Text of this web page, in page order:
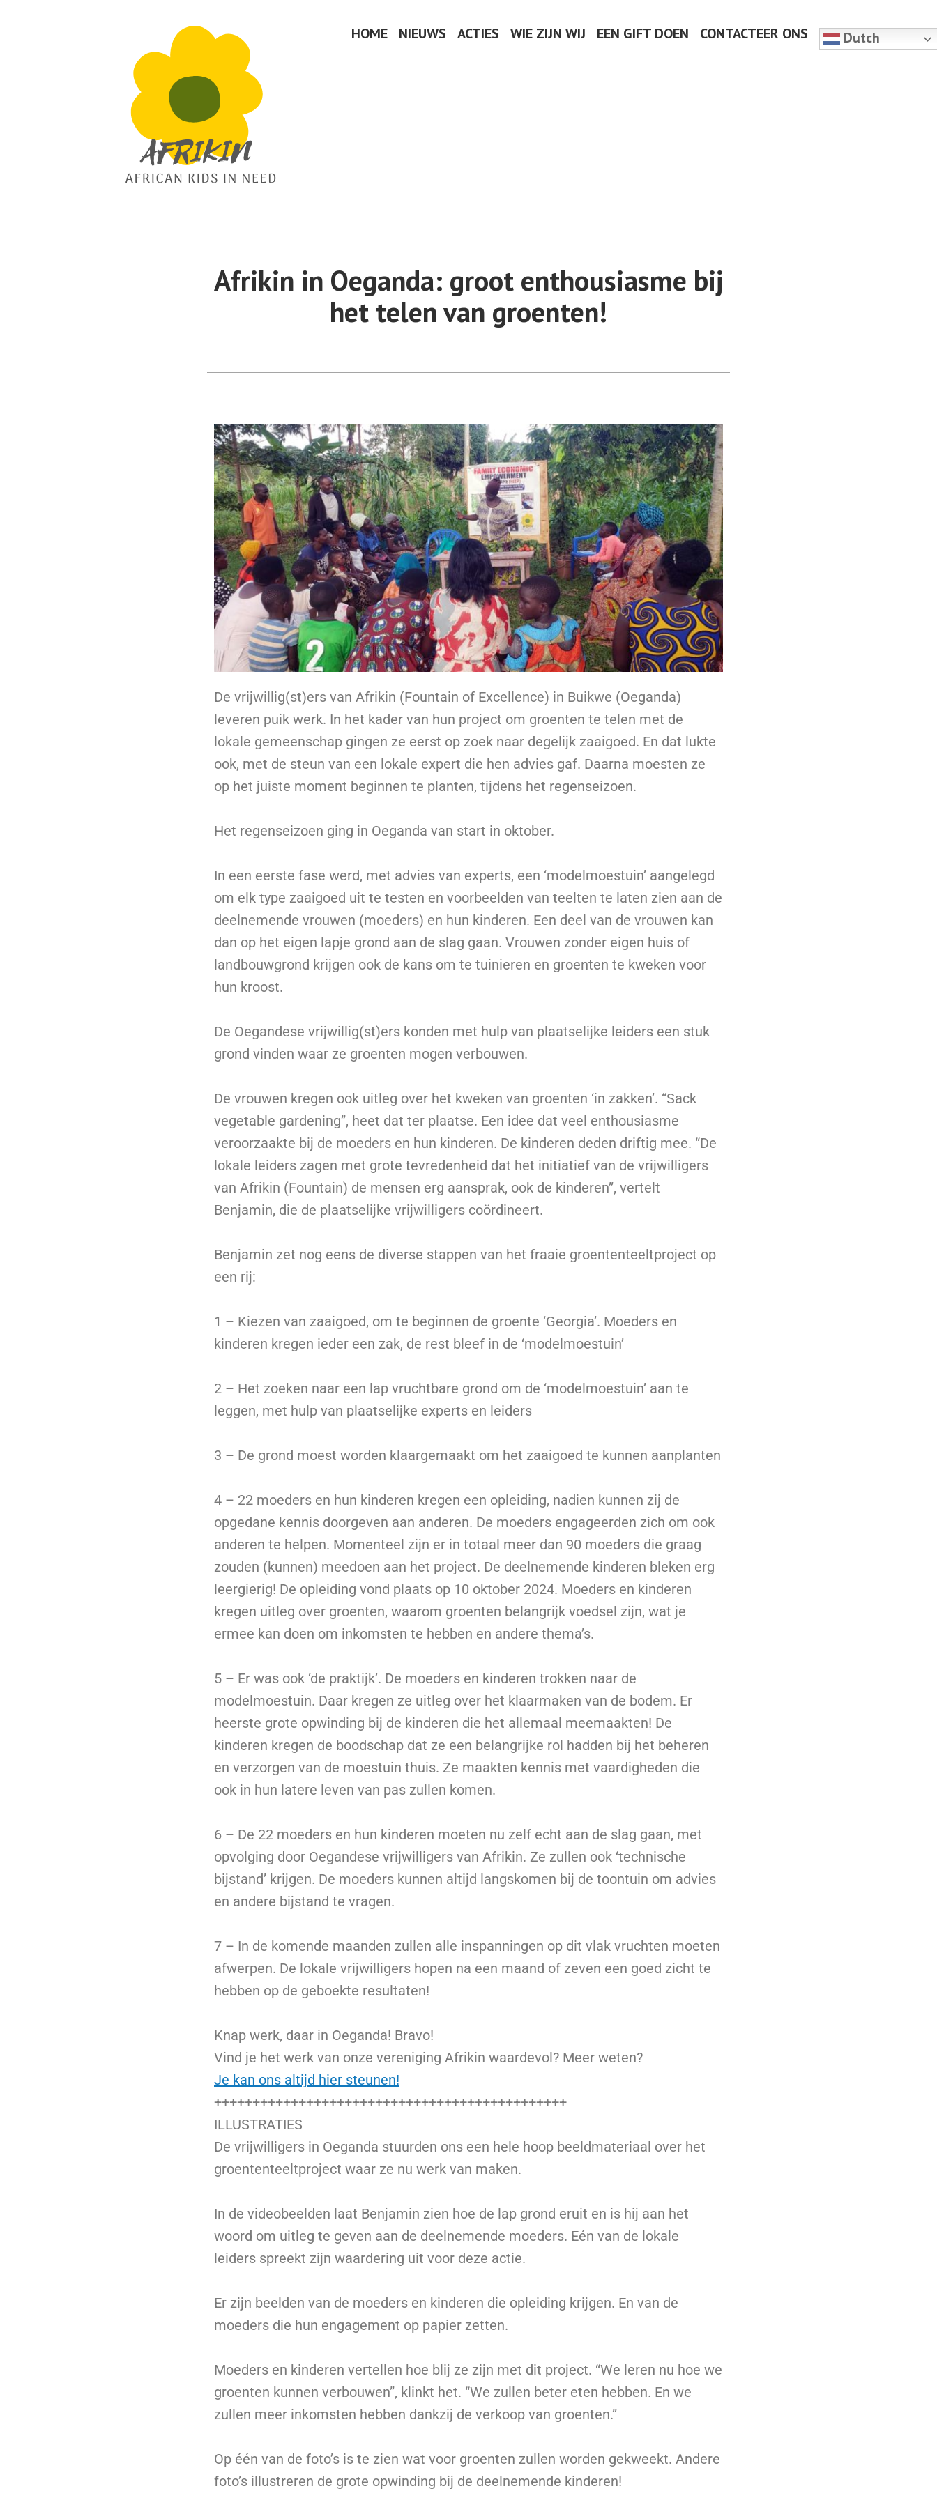
Afrikin
African Kids In Need
HOME NIEUWS ACTIES WIE ZIJN WIJ EEN GIFT DOEN CONTACTEER ONS Dutch
Afrikin in Oeganda: groot enthousiasme bij
het telen van groenten!
De vrijwillig(st)ers van Afrikin (Fountain of Excellence) in Buikwe (Oeganda)
leveren puik werk. In het kader van hun project om groenten te telen met de
lokale gemeenschap gingen ze eerst op zoek naar degelijk zaaigoed. En dat lukte
ook, met de steun van een lokale expert die hen advies gaf. Daarna moesten ze
op het juiste moment beginnen te planten, tijdens het regenseizoen.
Het regenseizoen ging in Oeganda van start in oktober.
In een eerste fase werd, met advies van experts, een ‘modelmoestuin’ aangelegd
om elk type zaaigoed uit te testen en voorbeelden van teelten te laten zien aan de
deelnemende vrouwen (moeders) en hun kinderen. Een deel van de vrouwen kan
dan op het eigen lapje grond aan de slag gaan. Vrouwen zonder eigen huis of
landbouwgrond krijgen ook de kans om te tuinieren en groenten te kweken voor
hun kroost.
De Oegandese vrijwillig(st)ers konden met hulp van plaatselijke leiders een stuk
grond vinden waar ze groenten mogen verbouwen.
De vrouwen kregen ook uitleg over het kweken van groenten ‘in zakken’. “Sack
vegetable gardening”, heet dat ter plaatse. Een idee dat veel enthousiasme
veroorzaakte bij de moeders en hun kinderen. De kinderen deden driftig mee. “De
lokale leiders zagen met grote tevredenheid dat het initiatief van de vrijwilligers
van Afrikin (Fountain) de mensen erg aansprak, ook de kinderen”, vertelt
Benjamin, die de plaatselijke vrijwilligers coördineert.
Benjamin zet nog eens de diverse stappen van het fraaie groententeeltproject op
een rij:
1 – Kiezen van zaaigoed, om te beginnen de groente ‘Georgia’. Moeders en
kinderen kregen ieder een zak, de rest bleef in de ‘modelmoestuin’
2 – Het zoeken naar een lap vruchtbare grond om de ‘modelmoestuin’ aan te
leggen, met hulp van plaatselijke experts en leiders
3 – De grond moest worden klaargemaakt om het zaaigoed te kunnen aanplanten
4 – 22 moeders en hun kinderen kregen een opleiding, nadien kunnen zij de
opgedane kennis doorgeven aan anderen. De moeders engageerden zich om ook
anderen te helpen. Momenteel zijn er in totaal meer dan 90 moeders die graag
zouden (kunnen) meedoen aan het project. De deelnemende kinderen bleken erg
leergierig! De opleiding vond plaats op 10 oktober 2024. Moeders en kinderen
kregen uitleg over groenten, waarom groenten belangrijk voedsel zijn, wat je
ermee kan doen om inkomsten te hebben en andere thema’s.
5 – Er was ook ‘de praktijk’. De moeders en kinderen trokken naar de
modelmoestuin. Daar kregen ze uitleg over het klaarmaken van de bodem. Er
heerste grote opwinding bij de kinderen die het allemaal meemaakten! De
kinderen kregen de boodschap dat ze een belangrijke rol hadden bij het beheren
en verzorgen van de moestuin thuis. Ze maakten kennis met vaardigheden die
ook in hun latere leven van pas zullen komen.
6 – De 22 moeders en hun kinderen moeten nu zelf echt aan de slag gaan, met
opvolging door Oegandese vrijwilligers van Afrikin. Ze zullen ook ‘technische
bijstand’ krijgen. De moeders kunnen altijd langskomen bij de toontuin om advies
en andere bijstand te vragen.
7 – In de komende maanden zullen alle inspanningen op dit vlak vruchten moeten
afwerpen. De lokale vrijwilligers hopen na een maand of zeven een goed zicht te
hebben op de geboekte resultaten!
Knap werk, daar in Oeganda! Bravo!
Vind je het werk van onze vereniging Afrikin waardevol? Meer weten?
Je kan ons altijd hier steunen!
++++++++++++++++++++++++++++++++++++++++++++++
ILLUSTRATIES
De vrijwilligers in Oeganda stuurden ons een hele hoop beeldmateriaal over het
groententeeltproject waar ze nu werk van maken.
In de videobeelden laat Benjamin zien hoe de lap grond eruit en is hij aan het
woord om uitleg te geven aan de deelnemende moeders. Eén van de lokale
leiders spreekt zijn waardering uit voor deze actie.
Er zijn beelden van de moeders en kinderen die opleiding krijgen. En van de
moeders die hun engagement op papier zetten.
Moeders en kinderen vertellen hoe blij ze zijn met dit project. “We leren nu hoe we
groenten kunnen verbouwen”, klinkt het. “We zullen beter eten hebben. En we
zullen meer inkomsten hebben dankzij de verkoop van groenten.”
Op één van de foto’s is te zien wat voor groenten zullen worden gekweekt. Andere
foto’s illustreren de grote opwinding bij de deelnemende kinderen!